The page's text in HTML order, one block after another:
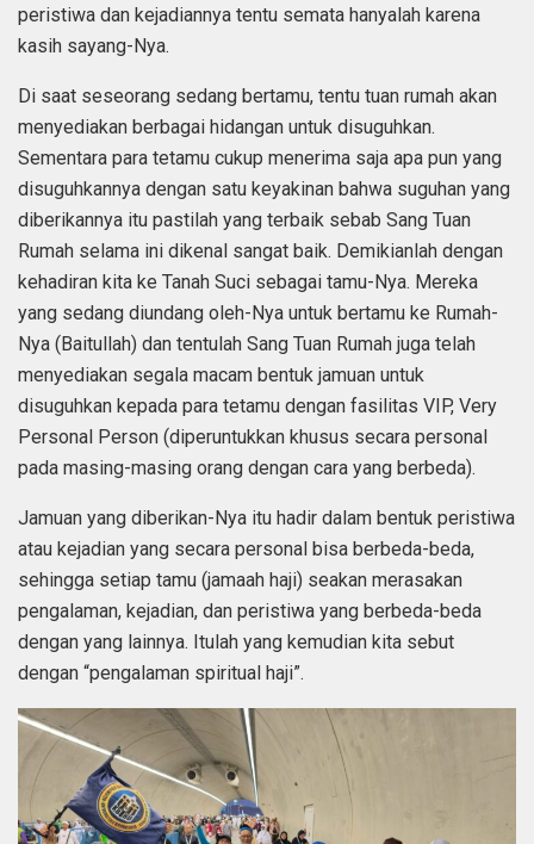
peristiwa dan kejadiannya tentu semata hanyalah karena
kasih sayang-Nya.
Di saat seseorang sedang bertamu, tentu tuan rumah akan
menyediakan berbagai hidangan untuk disuguhkan.
Sementara para tetamu cukup menerima saja apa pun yang
disuguhkannya dengan satu keyakinan bahwa suguhan yang
diberikannya itu pastilah yang terbaik sebab Sang Tuan
Rumah selama ini dikenal sangat baik. Demikianlah dengan
kehadiran kita ke Tanah Suci sebagai tamu-Nya. Mereka
yang sedang diundang oleh-Nya untuk bertamu ke Rumah-
Nya (Baitullah) dan tentulah Sang Tuan Rumah juga telah
menyediakan segala macam bentuk jamuan untuk
disuguhkan kepada para tetamu dengan fasilitas VIP, Very
Personal Person (diperuntukkan khusus secara personal
pada masing-masing orang dengan cara yang berbeda).
Jamuan yang diberikan-Nya itu hadir dalam bentuk peristiwa
atau kejadian yang secara personal bisa berbeda-beda,
sehingga setiap tamu (jamaah haji) seakan merasakan
pengalaman, kejadian, dan peristiwa yang berbeda-beda
dengan yang lainnya. Itulah yang kemudian kita sebut
dengan “pengalaman spiritual haji”.